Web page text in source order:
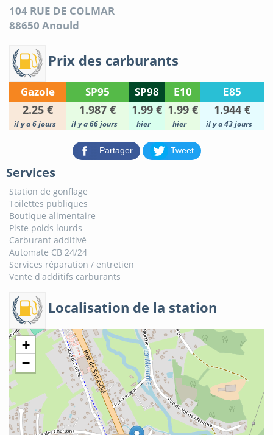
104 RUE DE COLMAR
88650 Anould
Prix des carburants
Gazole SP95 SP98 E10 E85
2.25 € 1.987 € 1.99 € 1.99 € 1.944 €
il y a 6 jours il y a 66 jours hier hier il y a 43 jours
Partager Tweet
Services
Station de gonflage
Toilettes publiques
Boutique alimentaire
Piste poids lourds
Carburant additivé
Automate CB 24/24
Services réparation / entretien
Vente d'additifs carburants
Localisation de la station
+
−